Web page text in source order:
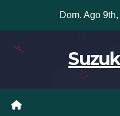
contenuto
Dom. Ago